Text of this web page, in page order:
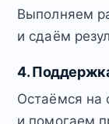
Выполняем
и сдаём
4.
Остаёмся на
и помогаем